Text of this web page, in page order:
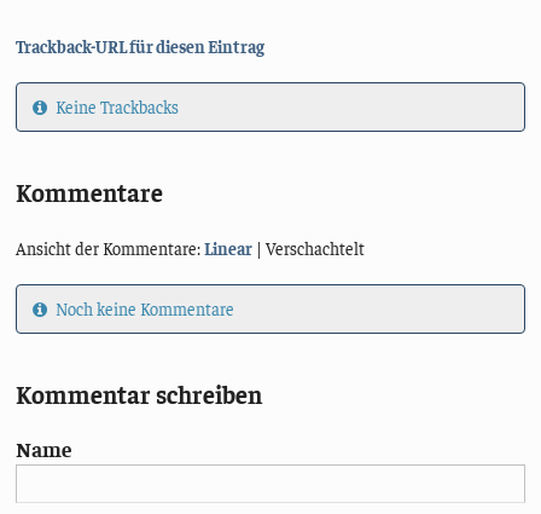
Trackback-URL für diesen Eintrag
Keine Trackbacks
Kommentare
Ansicht der Kommentare:Linear | Verschachtelt
Noch keine Kommentare
Kommentar schreiben
Name